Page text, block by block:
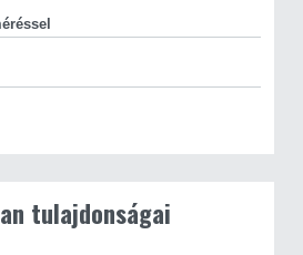
tulajdonságai